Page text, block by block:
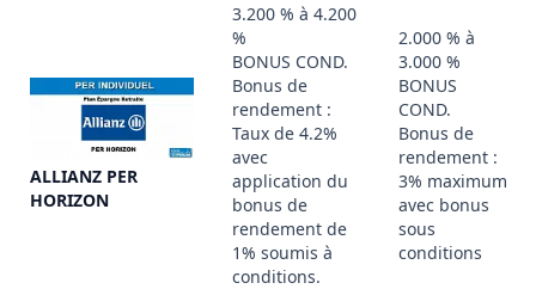
ALLIANZ PER
HORIZON
3.200 % à 4.200
%
BONUS COND.
Bonus de
rendement :
Taux de 4.2%
avec
application du
bonus de
rendement de
1% soumis à
conditions.
2.000 % à
3.000 %
BONUS
COND.
Bonus de
rendement :
3% maximum
avec bonus
sous
conditions